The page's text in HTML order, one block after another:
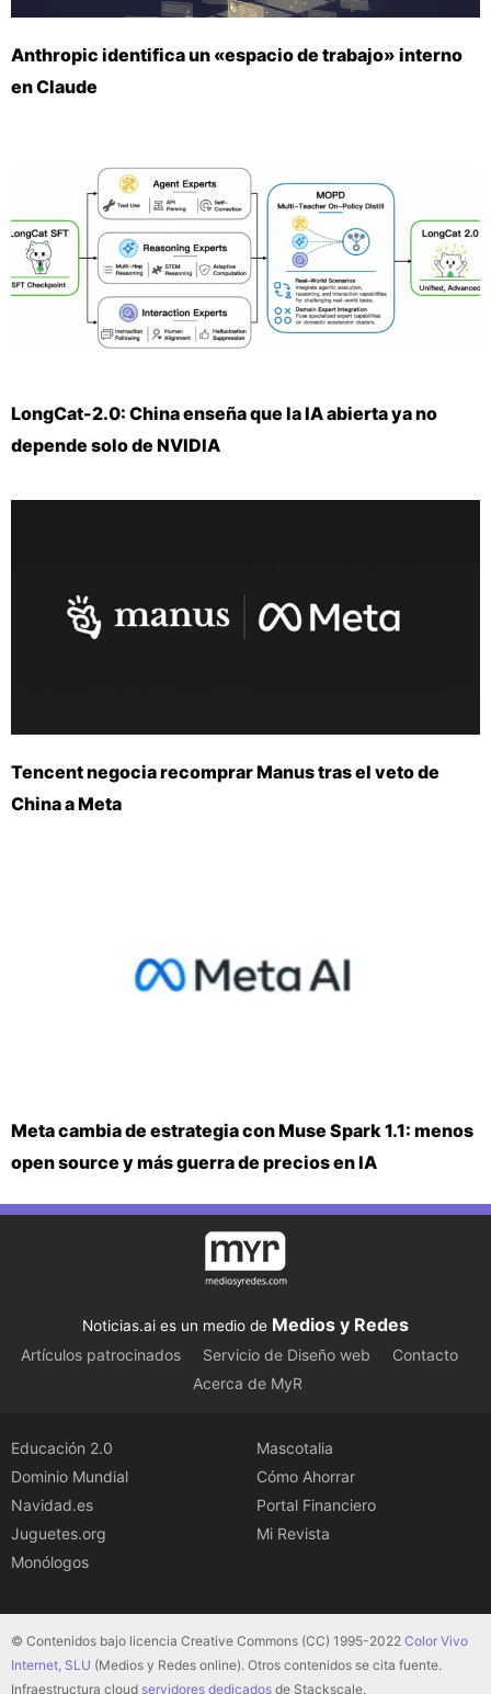
Anthropic identifica un «espacio de trabajo» interno
en Claude
LongCat-2.0: China enseña que la IA abierta ya no
depende solo de NVIDIA
Tencent negocia recomprar Manus tras el veto de
China a Meta
Meta cambia de estrategia con Muse Spark 1.1: menos
open source y más guerra de precios en IA
Noticias.ai es un medio de Medios y Redes
Artículos patrocinados Servicio de Diseño web
Contacto
Acerca de MyR
Educación 2.0
Dominio Mundial
Navidad.es
Juguetes.org
Monólogos
Mascotalia
Cómo Ahorrar
Portal Financiero
Mi Revista
© Contenidos bajo licencia Creative Commons (CC) 1995-2022 Color Vivo
Internet, SLU (Medios y Redes online). Otros contenidos se cita fuente.
Infraestructura cloud servidores dedicados de Stackscale.